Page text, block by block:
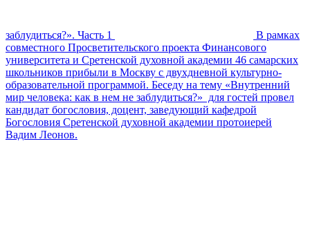
заблудиться?». Часть 1
В рамках
совместного Просветительского проекта Финансового
университета и Сретенской духовной академии 46 самарских
школьников прибыли в Москву с двухдневной культурно-
образовательной программой. Беседу на тему «Внутренний
мир человека: как в нем не заблудиться?» для гостей провел
кандидат богословия, доцент, заведующий кафедрой
Богословия Сретенской духовной академии протоиерей
Вадим Леонов.